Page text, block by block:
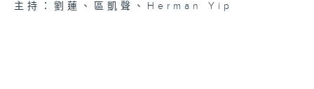
主持：劉蓮、區凱聲、Herman Yip